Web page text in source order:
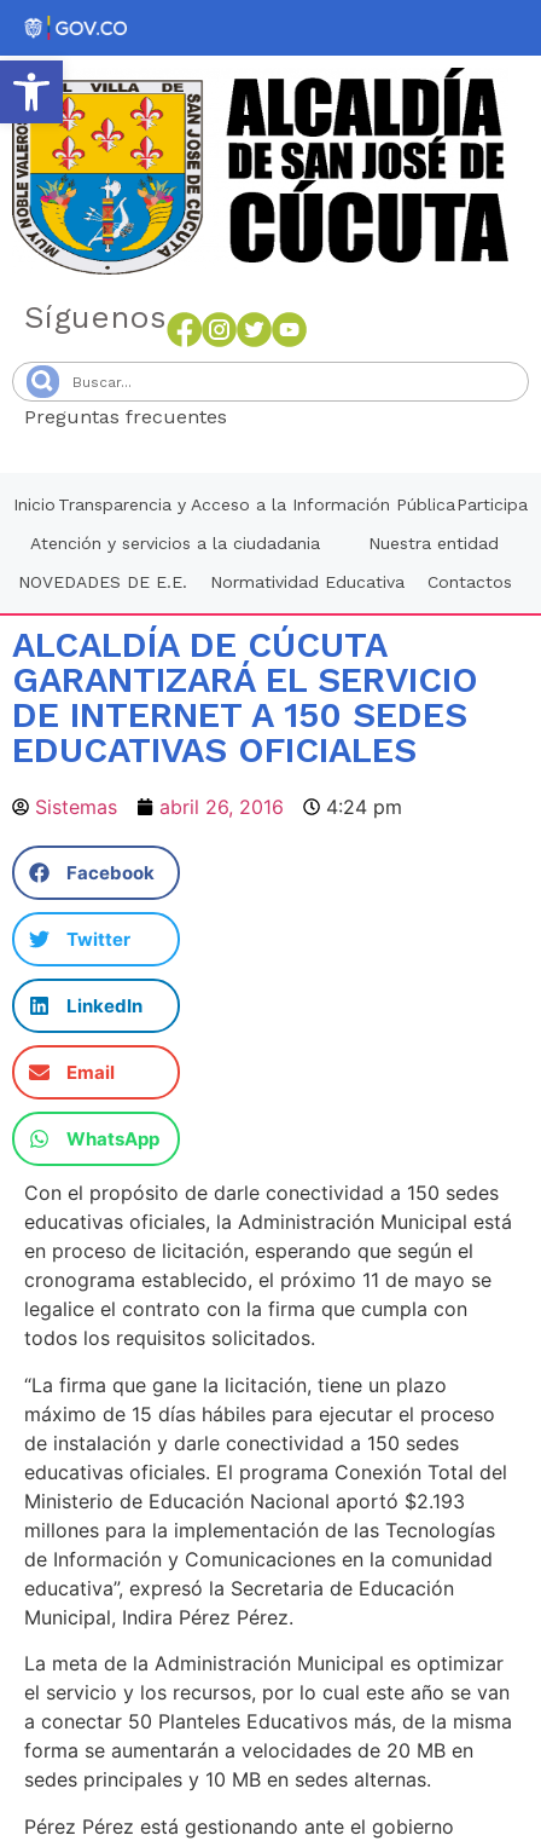
Abrir barra de herramientas
Síguenos
Preguntas frecuentes
Inicio Transparencia y Acceso a la Información PúblicaParticipa
Atención y servicios a la ciudadania
Nuestra entidad
NOVEDADES DE E.E.
Normatividad Educativa Contactos
ALCALDÍA DE CÚCUTA
GARANTIZARÁ EL SERVICIO
DE INTERNET A 150 SEDES
EDUCATIVAS OFICIALES
Sistemas abril 26, 2016 4:24 pm
Facebook
Twitter
LinkedIn
Email
WhatsApp
Con el propósito de darle conectividad a 150 sedes
educativas oficiales, la Administración Municipal está
en proceso de licitación, esperando que según el
cronograma establecido, el próximo 11 de mayo se
legalice el contrato con la firma que cumpla con
todos los requisitos solicitados.
“La firma que gane la licitación, tiene un plazo
máximo de 15 días hábiles para ejecutar el proceso
de instalación y darle conectividad a 150 sedes
educativas oficiales. El programa Conexión Total del
Ministerio de Educación Nacional aportó $2.193
millones para la implementación de las Tecnologías
de Información y Comunicaciones en la comunidad
educativa”, expresó la Secretaria de Educación
Municipal, Indira Pérez Pérez.
La meta de la Administración Municipal es optimizar
el servicio y los recursos, por lo cual este año se van
a conectar 50 Planteles Educativos más, de la misma
forma se aumentarán a velocidades de 20 MB en
sedes principales y 10 MB en sedes alternas.
Pérez Pérez está gestionando ante el gobierno